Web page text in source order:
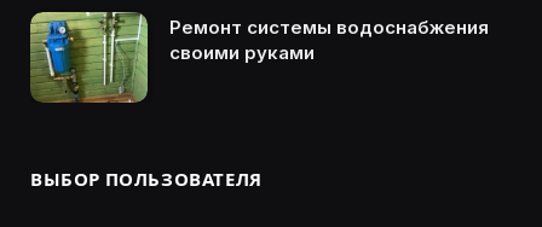
Ремонт системы водоснабжения
своими руками
ВЫБОР ПОЛЬЗОВАТЕЛЯ